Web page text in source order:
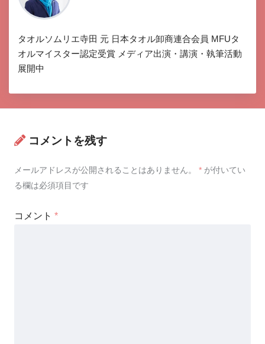
タオルソムリエ寺田 元 日本タオル卸商連合会員 MFUタ
オルマイスター認定受賞 メディア出演・講演・執筆活動
展開中
コメントを残す
メールアドレスが公開されることはありません。 * が付いてい
る欄は必須項目です
コメント *